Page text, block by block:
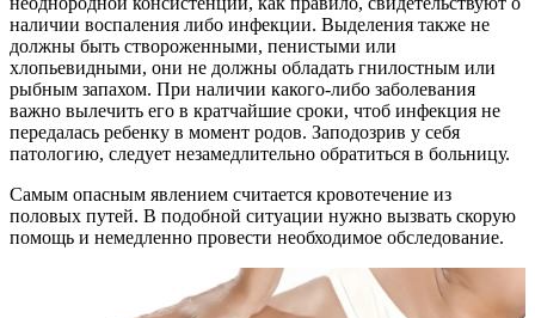
наличии воспаления либо инфекции. Выделения также не
должны быть створоженными, пенистыми или
хлопьевидными, они не должны обладать гнилостным или
рыбным запахом. При наличии какого-либо заболевания
важно вылечить его в кратчайшие сроки, чтоб инфекция не
передалась ребенку в момент родов. Заподозрив у себя
патологию, следует незамедлительно обратиться в больницу.
Самым опасным явлением считается кровотечение из
половых путей. В подобной ситуации нужно вызвать скорую
помощь и немедленно провести необходимое обследование.